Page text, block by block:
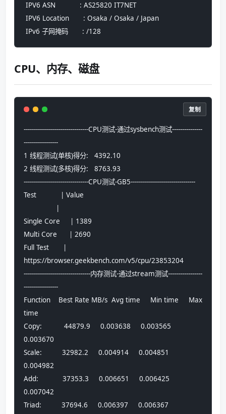
IPV6 ASN            : AS25820 IT7NET
IPV6 Location       : Osaka / Osaka / Japan
IPv6 子网掩码       : /128
CPU、内存、磁盘
--------------------------------CPU测试-通过sysbench测试---------------
-----------------
1 线程测试(单核)得分:   4392.10
2 线程测试(多核)得分:   8763.93
--------------------------------CPU测试-GB5--------------------------------
Test            | Value
                |
Single Core     | 1389
Multi Core      | 2690
Full Test       |
https://browser.geekbench.com/v5/cpu/23853204
---------------------------------内存测试-通过stream测试-----------------
-----------------
Function    Best Rate MB/s  Avg time     Min time     Max
time
Copy:           44879.9     0.003638     0.003565
0.003670
Scale:          32982.2     0.004914     0.004851
0.004982
Add:            37353.3     0.006651     0.006425
0.007042
Triad:          37694.6     0.006397     0.006367
复制